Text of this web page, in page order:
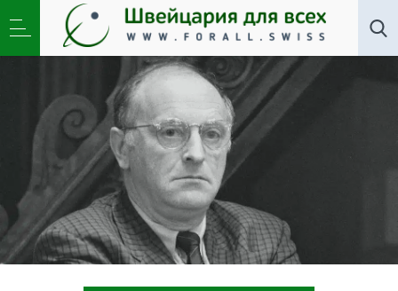
Популярное